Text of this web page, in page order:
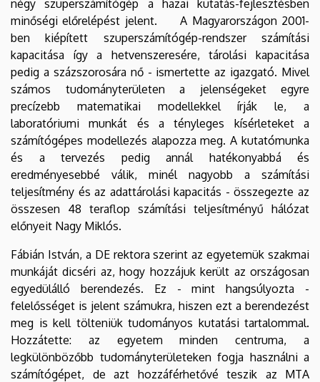
négy szuperszámítógép a hazai kutatás-fejlesztésben
minőségi előrelépést jelent. A Magyarországon 2001-
ben kiépített szuperszámítógép-rendszer számítási
kapacitása így a hetvenszeresére, tárolási kapacitása
pedig a százszorosára nő - ismertette az igazgató. Mivel
számos tudományterületen a jelenségeket egyre
precízebb matematikai modellekkel írják le, a
laboratóriumi munkát és a tényleges kísérleteket a
számítógépes modellezés alapozza meg. A kutatómunka
és a tervezés pedig annál hatékonyabbá és
eredményesebbé válik, minél nagyobb a számítási
teljesítmény és az adattárolási kapacitás - összegezte az
összesen 48 teraflop számítási teljesítményű hálózat
előnyeit Nagy Miklós.
Fábián István, a DE rektora szerint az egyetemük szakmai
munkáját dicséri az, hogy hozzájuk került az országosan
egyedülálló berendezés. Ez - mint hangsúlyozta -
felelősséget is jelent számukra, hiszen ezt a berendezést
meg is kell tölteniük tudományos kutatási tartalommal.
Hozzátette: az egyetem minden centruma, a
legkülönbözőbb tudományterületeken fogja használni a
számítógépet, de azt hozzáférhetővé teszik az MTA